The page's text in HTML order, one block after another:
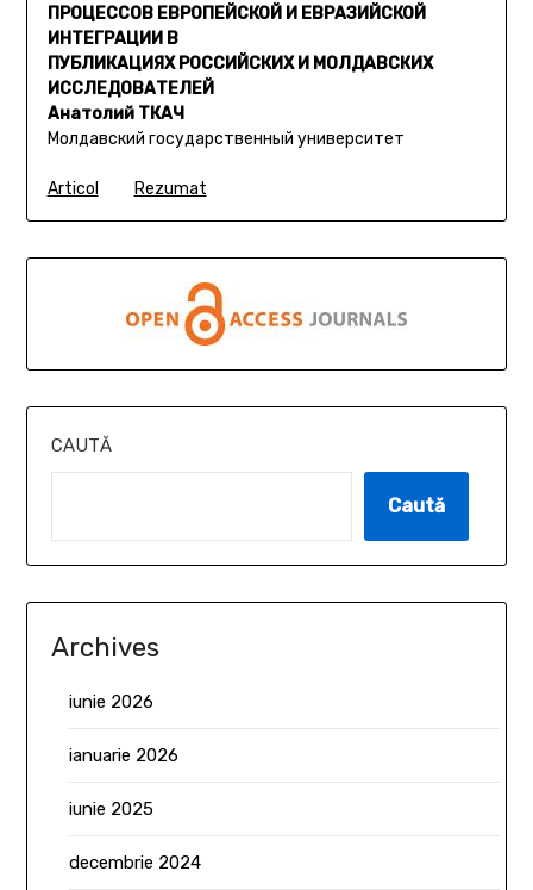
ПРОЦЕССОВ ЕВРОПЕЙСКОЙ И ЕВРАЗИЙСКОЙ
ИНТЕГРАЦИИ В
ПУБЛИКАЦИЯХ РОССИЙСКИХ И МОЛДАВСКИХ
ИСCЛЕДОВАТЕЛЕЙ
Анатолий ТКАЧ
Молдавский государственный университет
Articol Rezumat
CAUTĂ
Caută
Archives
iunie 2026
ianuarie 2026
iunie 2025
decembrie 2024